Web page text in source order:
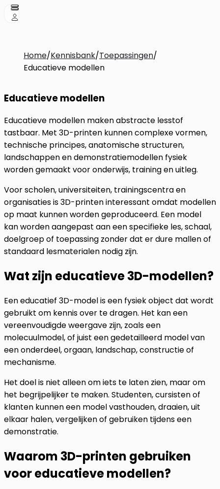
Home/Kennisbank/Toepassingen/
Educatieve modellen
Educatieve modellen
Educatieve modellen maken abstracte lesstof
tastbaar. Met 3D-printen kunnen complexe vormen,
technische principes, anatomische structuren,
landschappen en demonstratiemodellen fysiek
worden gemaakt voor onderwijs, training en uitleg.
Voor scholen, universiteiten, trainingscentra en
organisaties is 3D-printen interessant omdat modellen
op maat kunnen worden geproduceerd. Een model
kan worden aangepast aan een specifieke les, schaal,
doelgroep of toepassing zonder dat er dure mallen of
standaard lesmaterialen nodig zijn.
Wat zijn educatieve 3D-modellen?
Een educatief 3D-model is een fysiek object dat wordt
gebruikt om kennis over te dragen. Het kan een
vereenvoudigde weergave zijn, zoals een
molecuulmodel, of juist een gedetailleerd model van
een onderdeel, orgaan, landschap, constructie of
mechanisme.
Het doel is niet alleen om iets te laten zien, maar om
het begrijpelijker te maken. Studenten, cursisten of
klanten kunnen een model vasthouden, draaien, uit
elkaar halen, vergelijken of gebruiken tijdens een
demonstratie.
Waarom 3D-printen gebruiken
voor educatieve modellen?